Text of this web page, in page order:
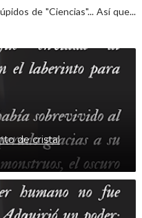
de "Ciencias"... Así que...
de cristal